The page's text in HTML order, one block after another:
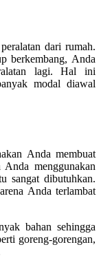
dari rumah.
berkembang, Anda
lagi. Hal ini
modal diawal
Anda membuat
menggunakan
sangat dibutuhkan.
Anda terlambat
bahan sehingga
goreng-gorengan,